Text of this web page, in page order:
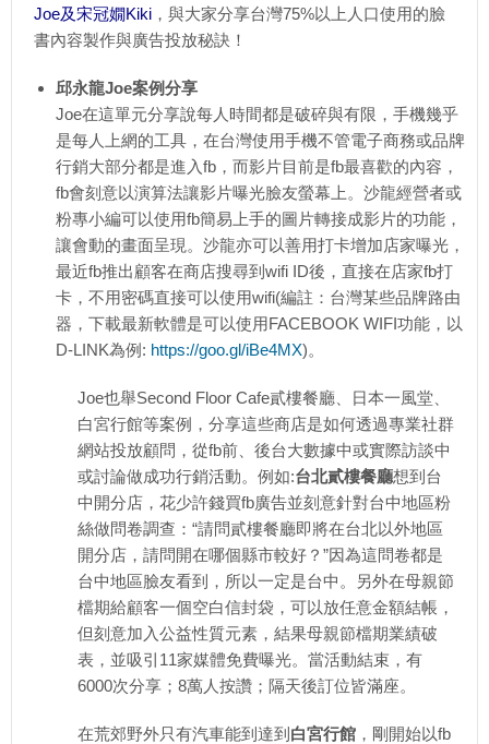
Joe及宋冠嫺Kiki ，與大家分享台灣75%以上人口使用的臉
書內容製作與廣告投放秘訣！
邱永龍Joe案例分享
Joe在這單元分享說每人時間都是破碎與有限，手機幾乎
是每人上網的工具，在台灣使用手機不管電子商務或品牌
行銷大部分都是進入fb，而影片目前是fb最喜歡的內容，
fb會刻意以演算法讓影片曝光臉友螢幕上。沙龍經營者或
粉專小編可以使用fb簡易上手的圖片轉接成影片的功能，
讓會動的畫面呈現。沙龍亦可以善用打卡增加店家曝光，
最近fb推出顧客在商店搜尋到wifi ID後，直接在店家fb打
卡，不用密碼直接可以使用wifi(編註：台灣某些品牌路由
器，下載最新軟體是可以使用FACEBOOK WIFI功能，以
D-LINK為例: https://goo.gl/iBe4MX)。
Joe也舉Second Floor Cafe貳樓餐廳、日本一風堂、
白宮行館等案例，分享這些商店是如何透過專業社群
網站投放顧問，從fb前、後台大數據中或實際訪談中
或討論做成功行銷活動。例如:台北貳樓餐廳想到台
中開分店，花少許錢買fb廣告並刻意針對台中地區粉
絲做問卷調查：“請問貳樓餐廳即將在台北以外地區
開分店，請問開在哪個縣市較好？”因為這問卷都是
台中地區臉友看到，所以一定是台中。另外在母親節
檔期給顧客一個空白信封袋，可以放任意金額結帳，
但刻意加入公益性質元素，結果母親節檔期業績破
表，並吸引11家媒體免費曝光。當活動結束，有
6000次分享；8萬人按讚；隔天後訂位皆滿座。
在荒郊野外只有汽車能到達到 白宮行館 ，剛開始以fb